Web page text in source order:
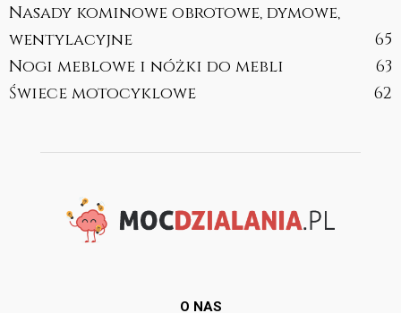
Nasady kominowe obrotowe, dymowe,
wentylacyjne
65
Nogi meblowe i nóżki do mebli
63
Świece motocyklowe
62
O NAS